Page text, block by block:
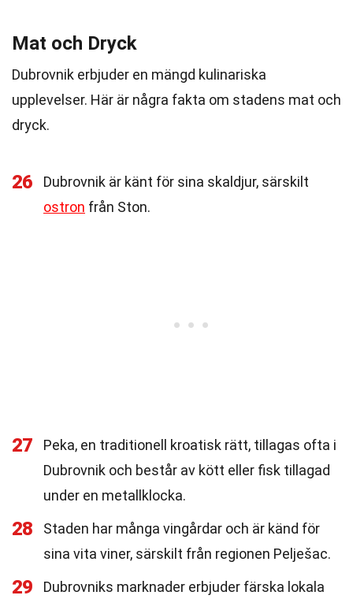
Mat och Dryck
Dubrovnik erbjuder en mängd kulinariska
upplevelser. Här är några fakta om stadens mat och
dryck.
26
Dubrovnik är känt för sina skaldjur, särskilt
ostron från Ston.
27
Peka, en traditionell kroatisk rätt, tillagas ofta i
Dubrovnik och består av kött eller fisk tillagad
under en metallklocka.
28
Staden har många vingårdar och är känd för
sina vita viner, särskilt från regionen Pelješac.
29
Dubrovniks marknader erbjuder färska lokala